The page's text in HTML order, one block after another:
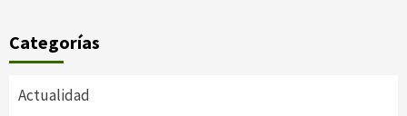
Categorías
Actualidad